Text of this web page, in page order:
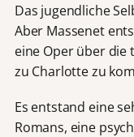
Das jugendliche
Aber Massenet
eine Oper über die
zu Charlotte zu
Es entstand eine
Romans, eine